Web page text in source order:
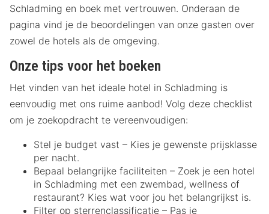
Schladming en boek met vertrouwen. Onderaan de
pagina vind je de beoordelingen van onze gasten over
zowel de hotels als de omgeving.
Onze tips voor het boeken
Het vinden van het ideale hotel in Schladming is
eenvoudig met ons ruime aanbod! Volg deze checklist
om je zoekopdracht te vereenvoudigen:
Stel je budget vast – Kies je gewenste prijsklasse
per nacht.
Bepaal belangrijke faciliteiten – Zoek je een hotel
in Schladming met een zwembad, wellness of
restaurant? Kies wat voor jou het belangrijkst is.
Filter op sterrenclassificatie – Pas je